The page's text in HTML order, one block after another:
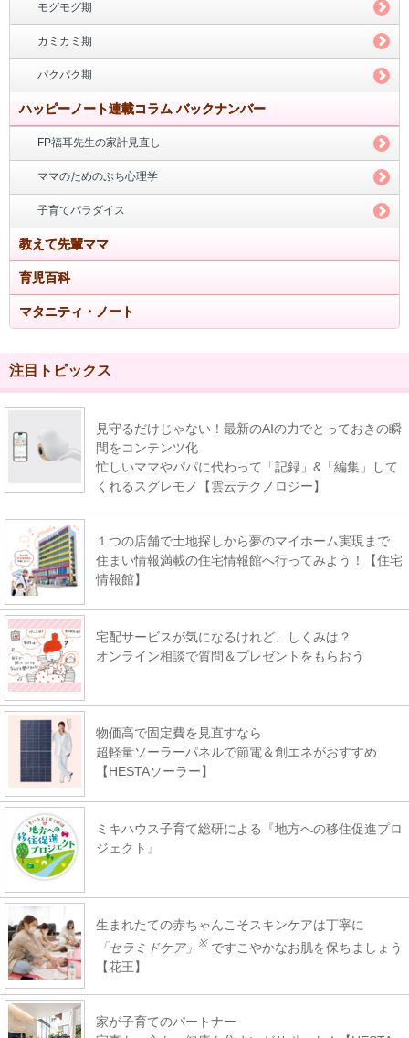
モグモグ期
カミカミ期
パクパク期
ハッピーノート連載コラム バックナンバー
FP福耳先生の家計見直し
ママのためのぷち心理学
子育てパラダイス
教えて先輩ママ
育児百科
マタニティ・ノート
注目トピックス
見守るだけじゃない！最新のAIの力でとっておきの瞬
間をコンテンツ化
忙しいママやパパに代わって「記録」&「編集」して
くれるスグレモノ【雲云テクノロジー】
１つの店舗で土地探しから夢のマイホーム実現まで
住まい情報満載の住宅情報館へ行ってみよう！【住宅
情報館】
宅配サービスが気になるけれど、しくみは？
オンライン相談で質問＆プレゼントをもらおう
物価高で固定費を見直すなら
超軽量ソーラーパネルで節電＆創エネがおすすめ
【HESTAソーラー】
ミキハウス子育て総研による『地方への移住促進プロ
ジェクト』
生まれたての赤ちゃんこそスキンケアは丁寧に
「セラミドケア」
※ ですこやかなお肌を保ちましょう
【花王】
家が子育てのパートナー